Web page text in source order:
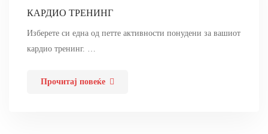
КАРДИО ТРЕНИНГ
Изберете си една од петте активности понудени за вашиот
кардио тренинг. …
Прочитај повеќе